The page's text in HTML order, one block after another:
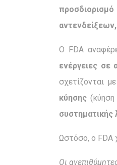
αντενδείξεων,
Ο FDA
ενέργειες σε
σχετίζονται
κύησης
Ωστόσο, ο FDA
Οι